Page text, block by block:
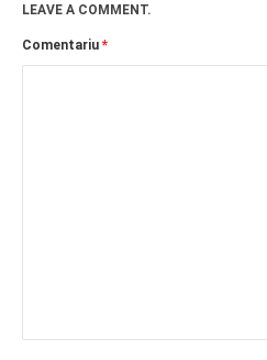
LEAVE A COMMENT.
Comentariu *